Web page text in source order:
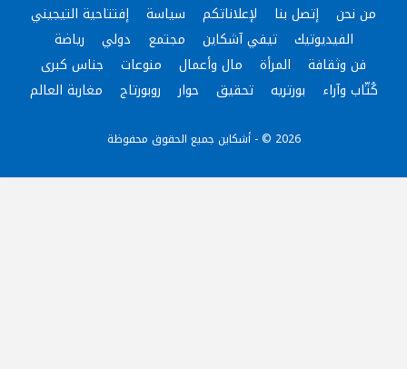
من نحن إتصل بنا لإعلاناتكم سياسة
إفتتاحية التيجيني
الفيديوتيك
تيفي آشكاين مجتمع دولي
رياضة
فن وثقافة
المرأة مال وأعمال منوعات
جناس كبرى
كُتّاب وآراء
بورتريه تحقيق حوار روبورتاج مغاربة العالم
2026 © - أشكاين جميع الحقوق محفوظة